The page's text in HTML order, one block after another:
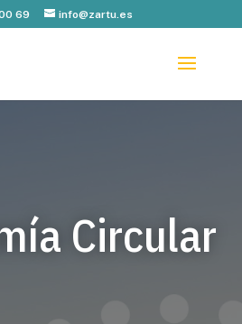
69 info@zartu.es
Circular